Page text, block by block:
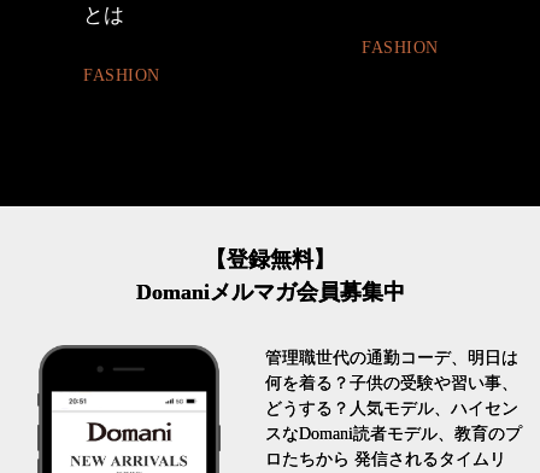
【登録無料】
Domaniメルマガ会員募集中
管理職世代の通勤コーデ、明日は
何を着る？子供の受験や習い事、
どうする？人気モデル、ハイセン
スなDomani読者モデル、教育のプ
ロたちから 発信されるタイムリ